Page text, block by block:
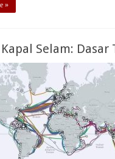
»
Selam: